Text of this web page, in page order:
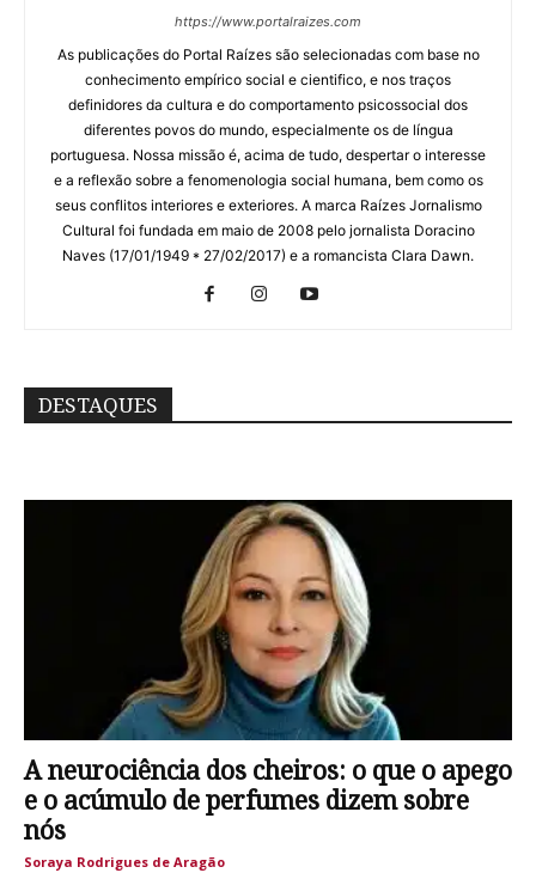
https://www.portalraizes.com
As publicações do Portal Raízes são selecionadas com base no
conhecimento empírico social e cientifico, e nos traços
definidores da cultura e do comportamento psicossocial dos
diferentes povos do mundo, especialmente os de língua
portuguesa. Nossa missão é, acima de tudo, despertar o interesse
e a reflexão sobre a fenomenologia social humana, bem como os
seus conflitos interiores e exteriores. A marca Raízes Jornalismo
Cultural foi fundada em maio de 2008 pelo jornalista Doracino
Naves (17/01/1949 * 27/02/2017) e a romancista Clara Dawn.
DESTAQUES
A neurociência dos cheiros: o que o apego
e o acúmulo de perfumes dizem sobre
nós
Soraya Rodrigues de Aragão